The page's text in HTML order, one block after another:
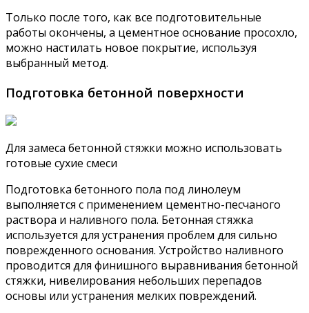
Только после того, как все подготовительные
работы окончены, а цементное основание просохло,
можно настилать новое покрытие, используя
выбранный метод.
Подготовка бетонной поверхности
Для замеса бетонной стяжки можно использовать
готовые сухие смеси
Подготовка бетонного пола под линолеум
выполняется с применением цементно-песчаного
раствора и наливного пола. Бетонная стяжка
используется для устранения проблем для сильно
поврежденного основания. Устройство наливного
проводится для финишного выравнивания бетонной
стяжки, нивелирования небольших перепадов
основы или устранения мелких повреждений.